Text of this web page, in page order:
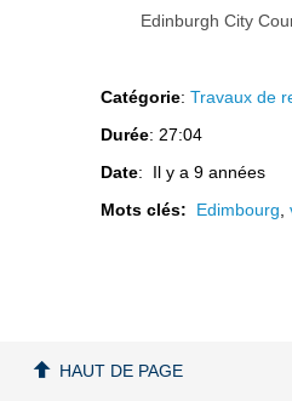
Edinburgh City
Catégorie:Travaux de
Durée: 27:04
Date: Il y a 9 années
Mots clés: Edimbourg ,
HAUT DE PAGE